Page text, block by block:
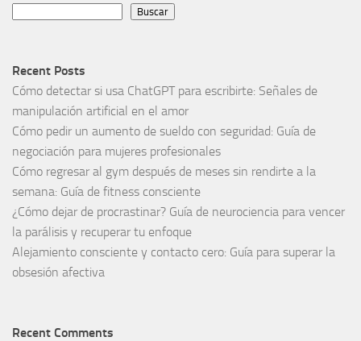
Buscar
Recent Posts
Cómo detectar si usa ChatGPT para escribirte: Señales de
manipulación artificial en el amor
Cómo pedir un aumento de sueldo con seguridad: Guía de
negociación para mujeres profesionales
Cómo regresar al gym después de meses sin rendirte a la
semana: Guía de fitness consciente
¿Cómo dejar de procrastinar? Guía de neurociencia para vencer
la parálisis y recuperar tu enfoque
Alejamiento consciente y contacto cero: Guía para superar la
obsesión afectiva
Recent Comments